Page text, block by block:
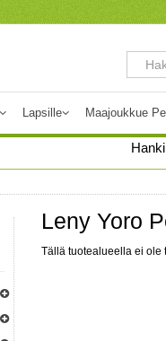
Lapsille Maajoukkue
Hanki
Leny Yoro
Tällä tuotealueella ei ole